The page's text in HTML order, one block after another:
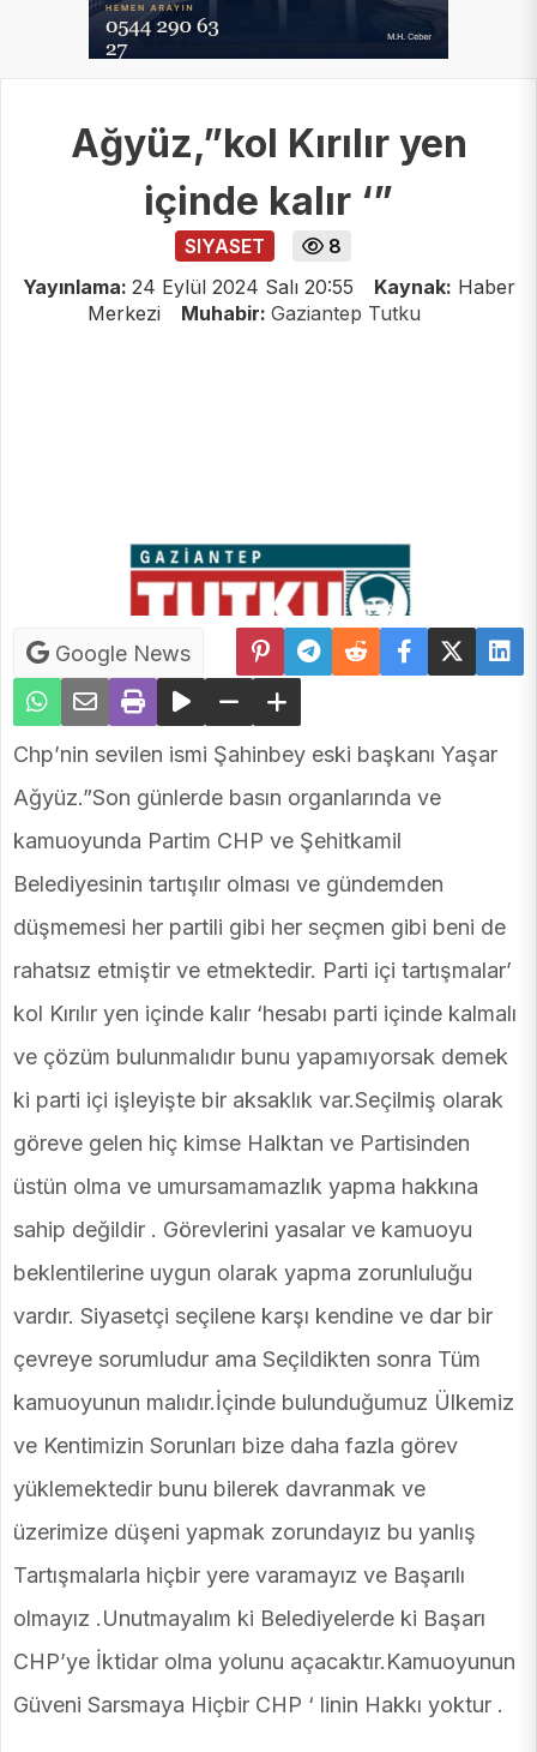
Ağyüz,”kol Kırılır yen
içinde kalır ‘”
SIYASET
8
Yayınlama: 24 Eylül 2024 Salı 20:55 Kaynak: Haber
Merkezi
Muhabir: Gaziantep Tutku
Google News
Chp’nin sevilen ismi Şahinbey eski başkanı Yaşar
Ağyüz.”Son günlerde basın organlarında ve
kamuoyunda Partim CHP ve Şehitkamil
Belediyesinin tartışılır olması ve gündemden
düşmemesi her partili gibi her seçmen gibi beni de
rahatsız etmiştir ve etmektedir. Parti içi tartışmalar’
kol Kırılır yen içinde kalır ‘hesabı parti içinde kalmalı
ve çözüm bulunmalıdır bunu yapamıyorsak demek
ki parti içi işleyişte bir aksaklık var.Seçilmiş olarak
göreve gelen hiç kimse Halktan ve Partisinden
üstün olma ve umursamamazlık yapma hakkına
sahip değildir . Görevlerini yasalar ve kamuoyu
beklentilerine uygun olarak yapma zorunluluğu
vardır. Siyasetçi seçilene karşı kendine ve dar bir
çevreye sorumludur ama Seçildikten sonra Tüm
kamuoyunun malıdır.İçinde bulunduğumuz Ülkemiz
ve Kentimizin Sorunları bize daha fazla görev
yüklemektedir bunu bilerek davranmak ve
üzerimize düşeni yapmak zorundayız bu yanlış
Tartışmalarla hiçbir yere varamayız ve Başarılı
olmayız .Unutmayalım ki Belediyelerde ki Başarı
CHP’ye İktidar olma yolunu açacaktır.Kamuoyunun
Güveni Sarsmaya Hiçbir CHP ‘ linin Hakkı yoktur .